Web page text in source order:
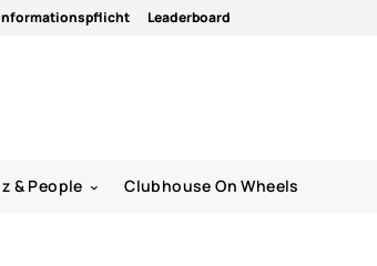
Leaderboard
& People Clubhouse On Wheels